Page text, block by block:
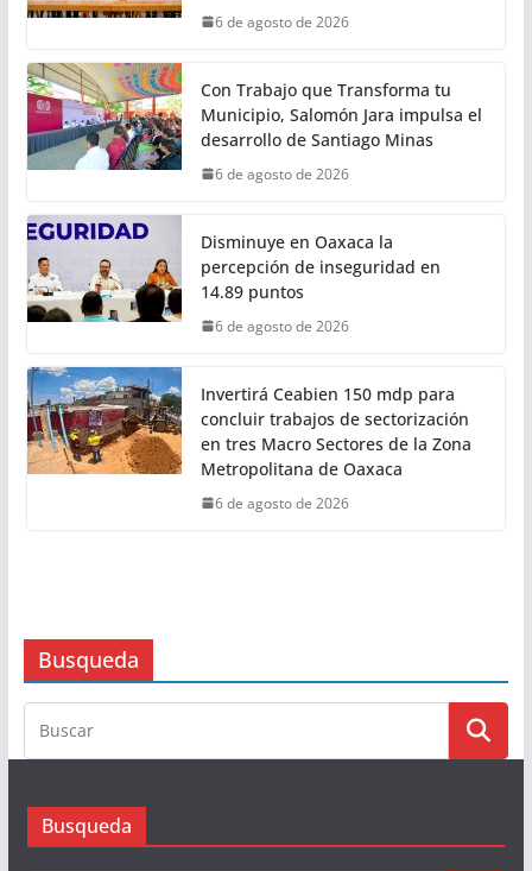
6 de agosto de 2026
Con Trabajo que Transforma tu
Municipio, Salomón Jara impulsa el
desarrollo de Santiago Minas
6 de agosto de 2026
Disminuye en Oaxaca la
percepción de inseguridad en
14.89 puntos
6 de agosto de 2026
Invertirá Ceabien 150 mdp para
concluir trabajos de sectorización
en tres Macro Sectores de la Zona
Metropolitana de Oaxaca
6 de agosto de 2026
Busqueda
Busqueda